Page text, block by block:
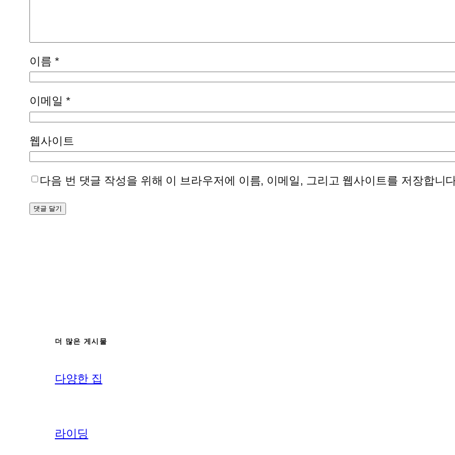
이름 *
이메일 *
웹사이트
다음 번 댓글 작성을 위해 이 브라우저에 이름, 이메일, 그리고 웹사이트를 저장합니
더 많은 게시물
다양한 집
라이딩